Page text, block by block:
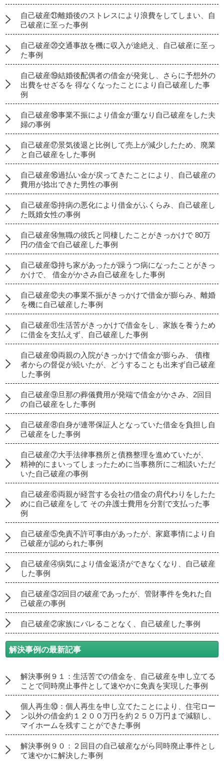
自己破産㉑離婚後のストレスにより浪費をしてしまい、自
己破産に至った事例
自己破産⑳交通事故を機に収入が途絶え、自己破産に至っ
た事例
自己破産⑲結婚後配偶者の借金が発覚し、さらに予想外の
出費をせざるを 得なくなったことにより自己破産した事
例
自己破産⑱事業不振により借金が重なり自己破産をした夫
婦の事例
自己破産⑰景気後退と比例して売上が減少したため、廃業
と自己破産をした事例
自己破産⑯過払い金が戻ってきたことにより、自己破産の
費用が捻出できた男性の事例
自己破産⑮持病の悪化により借金がふくらみ、自己破産し
た既婚女性の事例
自己破産⑭無職の彼氏と同棲したことがきっかけで 80万
円の借金で自己破産した事例
自己破産⑬持ち家があったが躁うつ病になったことがきっ
かけで、 借金がかさみ自己破産をした事例
自己破産⑫夫の事業不振がきっかけで借金が膨らみ、離婚
を機に自己破産した事例
自己破産⑪生活苦がきっかけで借金をし、家族を養うため
に借金を支払えず、自己破産した事例
自己破産⑩両親の入院がきっかけで借金が膨らみ、 債権
者からの督促が続いたが、どうすることも出来ず自己破産
した事例
自己破産⑨旦那の葬儀費用が発端で借金がかさみ、2回目
の自己破産をした事例
自己破産⑧自身が連帯保証人となっていた借金を負担し自
己破産をした事例
自己破産⑦大手法律事務所と債務整理を進めていたが、
精神的にまいってしまったために当事務所にご相談いただ
いた自己破産の事例
自己破産⑥両親が経営する会社の借金の肩代わりをしたた
めに自己破産をして その弁護士費用を分割で支払った事
例
自己破産⑤免責不許可事由があったが、家庭事情により自
己破産が認められた事例
自己破産④病気により借金返済ができなくなり、自己破産
した事例
自己破産③2回目の破産であったが、管財事件を免れた自
己破産の事例
自己破産②家族にバレることなく、自己破産した事例
解決事例の最新記事
解決事例９１：生活苦での借金を、自己破産を申し立てる
ことで同時廃止事件として速やかに免責を実現した事例
個人再生⑩：個人再生を申し立てたことにより、住宅ロー
ン以外の借金約１２００万円を約２５０万円まで減額し、
マイホームを残すことができた事例
解決事例９０：２回目の自己破産ながら同時廃止事件とし
て速やかに解決した事例